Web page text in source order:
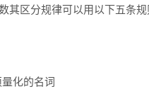
其区分规律可以用以下五条规
化的名词